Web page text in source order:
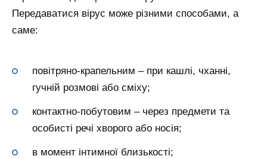
Передаватися вірус може різними способами, а
саме:
повітряно-крапельним – при кашлі, чханні,
гучній розмові або сміху;
контактно-побутовим – через предмети та
особисті речі хворого або носія;
в момент інтимної близькості;